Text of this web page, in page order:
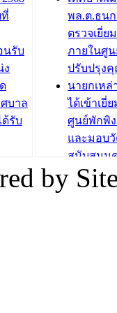
ชีพ
ร
เด็กเล็ก
เทศบาลเ
ปรึกษาห
วัยของอ
บทความ อื่นๆ ...
ที่
นรับ
ง
บาล
รับ
พล.ต.ธน
ตรวจเยี่ย
ภายในศู
ปรับปรุง
นายกเห
ได้เข้าเยี่
ศูนย์พักพิ
และมอบ
สนับสนุน
ภัยน้ำท่วม
ภาพบรร
by